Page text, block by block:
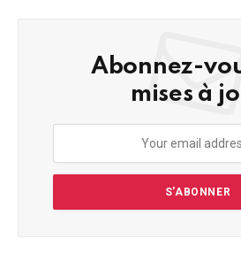
Abonnez-
mises à